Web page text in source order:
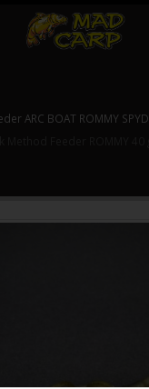
ARC BOAT ROMMY